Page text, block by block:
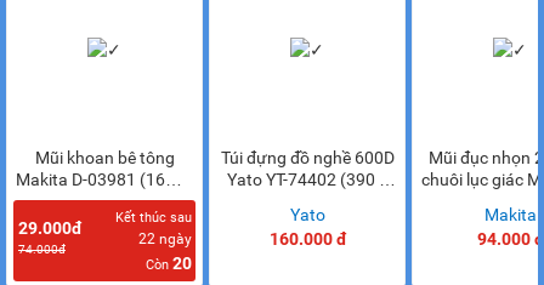
Mũi khoan bê tông
Makita D-03981 (16mm
x 160mm)
Makita
29.000đ
74.000đ
Kết thúc sau
22 ngày
Còn 20
Túi đựng đồ nghề 600D
Yato YT-74402 (390 x
Yato
160.000 đ
Mũi đục nhọn
chuôi lục giác
Makita
94.000 đ